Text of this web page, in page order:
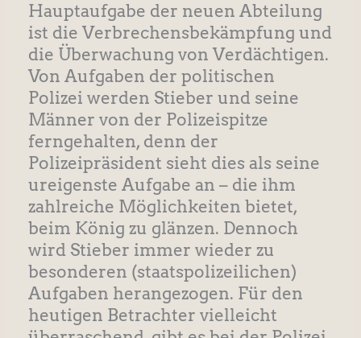
Hauptaufgabe der neuen Abteilung
ist die Verbrechensbekämpfung und
die Überwachung von Verdächtigen.
Von Aufgaben der politischen
Polizei werden Stieber und seine
Männer von der Polizeispitze
ferngehalten, denn der
Polizeipräsident sieht dies als seine
ureigenste Aufgabe an – die ihm
zahlreiche Möglichkeiten bietet,
beim König zu glänzen. Dennoch
wird Stieber immer wieder zu
besonderen (staatspolizeilichen)
Aufgaben herangezogen. Für den
heutigen Betrachter vielleicht